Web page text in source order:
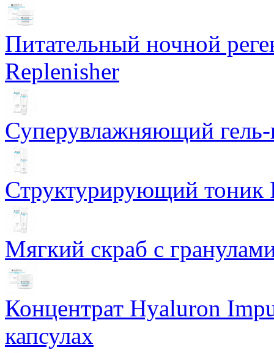
Питательный ночной
Replenisher
Суперувлажняющий
Структурирующий тоник
Мягкий скраб с
Концентрат Hyaluron
капсулах